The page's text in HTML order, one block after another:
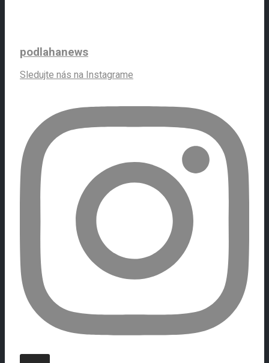
podlahanews
Sledujte nás na Instagrame